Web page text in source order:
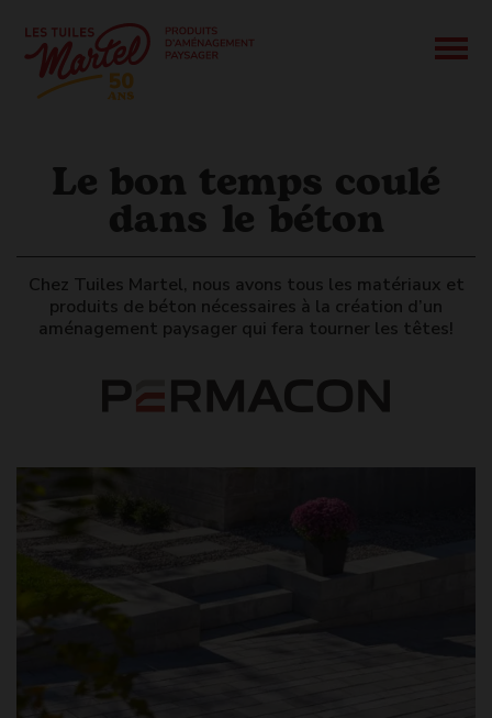
Le bon temps coulé
dans le béton
Chez Tuiles Martel, nous avons tous les matériaux et
produits de béton nécessaires à la création d’un
aménagement paysager qui fera tourner les têtes!